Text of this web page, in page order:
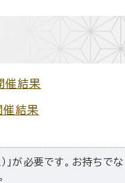
催結果
催結果
が必要です。お持ちで